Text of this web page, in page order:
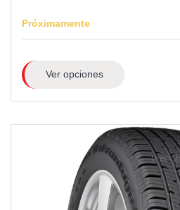
Próximamente
Ver opciones